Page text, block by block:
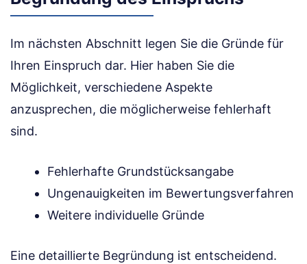
Im nächsten Abschnitt legen Sie die Gründe für
Ihren Einspruch dar. Hier haben Sie die
Möglichkeit, verschiedene Aspekte
anzusprechen, die möglicherweise fehlerhaft
sind.
Fehlerhafte Grundstücksangabe
Ungenauigkeiten im Bewertungsverfahren
Weitere individuelle Gründe
Eine detaillierte Begründung ist entscheidend.